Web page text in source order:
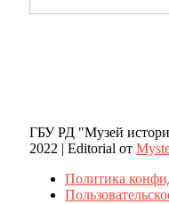
ГБУ РД "Музей
2022 | Editorial от
Политика